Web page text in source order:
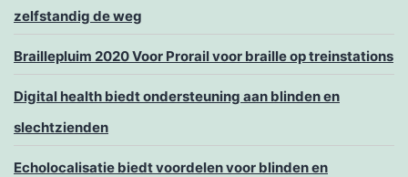
zelfstandig de weg
Braillepluim 2020 Voor Prorail voor braille op treinstations
Digital health biedt ondersteuning aan blinden en
slechtzienden
Echolocalisatie biedt voordelen voor blinden en